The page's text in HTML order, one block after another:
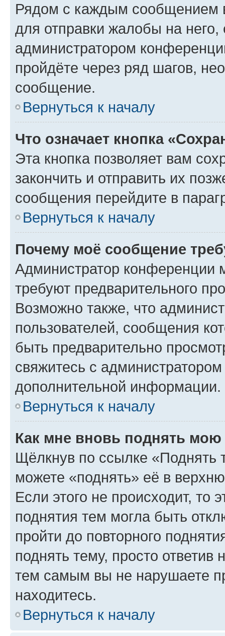
Рядом с каждым сообщением
для отправки жалобы на
администратором
пройдёте через ряд шагов,
сообщение.
Вернуться к началу
Что означает кнопка
Эта кнопка позволяет вам
закончить и отправить их
сообщения перейдите в
Вернуться к началу
Почему моё сообщение
Администратор конференции
требуют предварительного
Возможно также, что
пользователей, сообщения
быть предварительно
свяжитесь с
дополнительной информации.
Вернуться к началу
Как мне вновь поднять мою
Щёлкнув по ссылке «Поднять
можете «поднять» её в
Если этого не происходит, то
поднятия тем могла быть
пройти до повторного
поднять тему, просто ответив
тем самым вы не нарушаете
находитесь.
Вернуться к началу